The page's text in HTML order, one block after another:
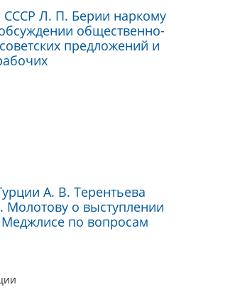
СССР Л. П. Берии наркому
общественно-
предложений и
А. В. Терентьева
о выступлении
по вопросам